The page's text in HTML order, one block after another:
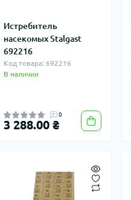
Истребитель
насекомых Stalgast
692216
Код товара: 692216
В наличии
0
3 288.00 ₴